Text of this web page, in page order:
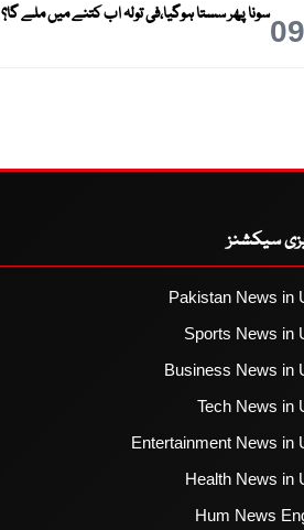
09سونا پھر سستا ہوگیا،فی تولہ اب کتنے میں ملے گا؟
سیکشنز
Pakistan News in
Sports News in
Business News in
Tech News in
Entertainment News in
Health News in
Hum News